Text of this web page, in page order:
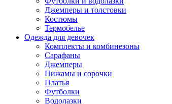
Джемперы и толстовки
Костюмы
Термобелье
Одежда для девочек
Комплекты и комбинезоны
Сарафаны
Джемперы
Пижамы и сорочки
Платья
Футболки
Водолазки